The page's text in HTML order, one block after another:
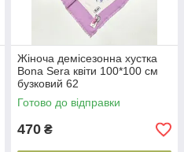
Жіноча демісезонна хустка
Bona Sera квіти 100*100 см
бузковий 62
Готово до відправки
470 ₴